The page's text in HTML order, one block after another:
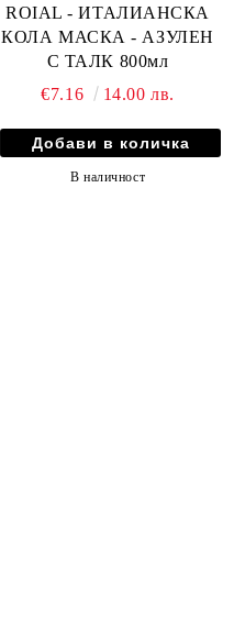
ROIAL - ИТАЛИАНСКА
КОЛА МАСКА - АЗУЛЕН
С ТАЛК 800мл
€7.16
14.00 лв.
В наличност